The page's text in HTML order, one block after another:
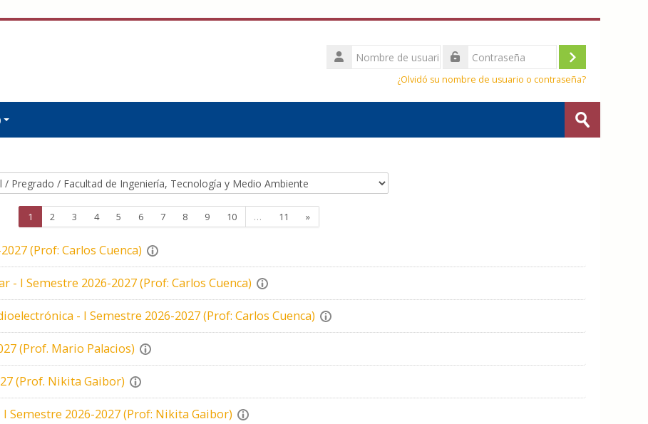
Nombre
de
Acceder
¿Olvidó su nombre de usuario o contraseña?
Enviar
1 Página 1
2 Página 2
3 Página 3
4Página 4
5 Página 5
6Página 6
7Página 7
8Página 8
9Página 9
10Página 10
… 11 Página 11
»Siguiente página
(Prof: Carlos Cuenca)
- I Semestre 2026-2027 (Prof: Carlos Cuenca)
- I Semestre 2026-2027 (Prof: Carlos Cuenca)
(Prof. Mario Palacios)
(Prof. Nikita Gaibor)
2026-2027 (Prof: Nikita Gaibor)